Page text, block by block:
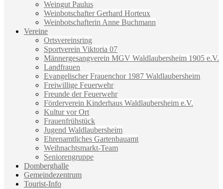
Weingut Paulus
Weinbotschafter Gerhard Horteux
Weinbotschafterin Anne Buchmann
Vereine
Ortsvereinsring
Sportverein Viktoria 07
Männergesangverein MGV Waldlaubersheim 1905 e.V.
Landfrauen
Evangelischer Frauenchor 1987 Waldlaubersheim
Freiwillige Feuerwehr
Freunde der Feuerwehr
Förderverein Kinderhaus Waldlaubersheim e.V.
Kultur vor Ort
Frauenfrühstück
Jugend Waldlaubersheim
Ehrenamtliches Gartenbauamt
Weihnachtsmarkt-Team
Seniorengruppe
Domberghalle
Gemeindezentrum
Tourist-Info